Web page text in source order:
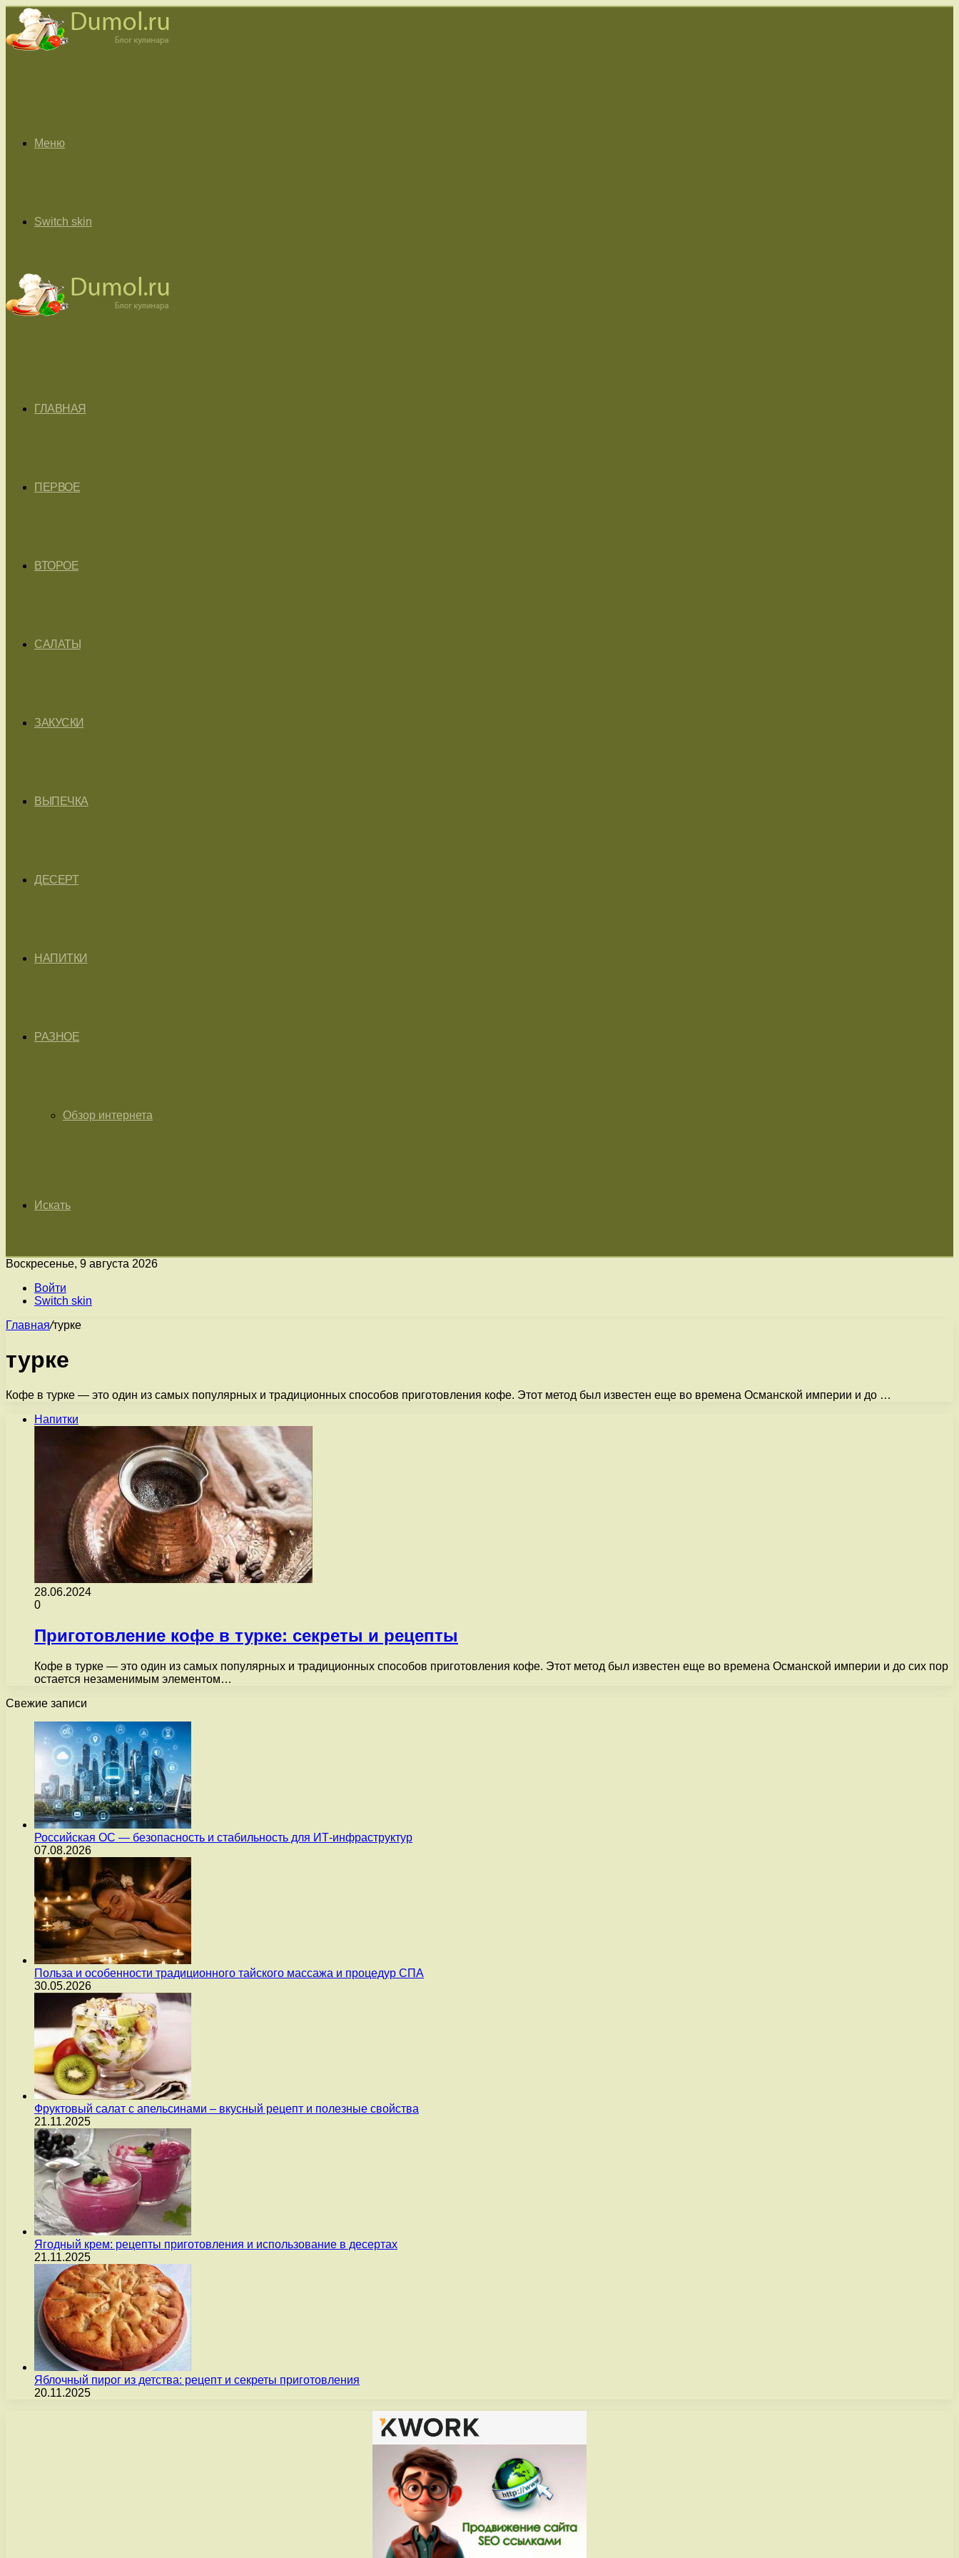
Меню
Switch skin
ГЛАВНАЯ
ПЕРВОЕ
ВТОРОЕ
САЛАТЫ
ЗАКУСКИ
ВЫПЕЧКА
ДЕСЕРТ
НАПИТКИ
РАЗНОЕ
Обзор интернета
Искать
Воскресенье, 9 августа 2026
Войти
Switch skin
Главная/турке
турке
Кофе в турке — это один из самых популярных и традиционных способов приготовления кофе. Этот метод был известен еще во времена Османской империи и до …
Напитки
28.06.2024
0
Приготовление кофе в турке: секреты и рецепты
Кофе в турке — это один из самых популярных и традиционных способов приготовления кофе. Этот метод был известен еще во времена Османской империи и до сих пор
остается незаменимым элементом…
Свежие записи
Российская ОС — безопасность и стабильность для ИТ-инфраструктур
07.08.2026
Польза и особенности традиционного тайского массажа и процедур СПА
30.05.2026
Фруктовый салат с апельсинами – вкусный рецепт и полезные свойства
21.11.2025
Ягодный крем: рецепты приготовления и использование в десертах
21.11.2025
Яблочный пирог из детства: рецепт и секреты приготовления
20.11.2025